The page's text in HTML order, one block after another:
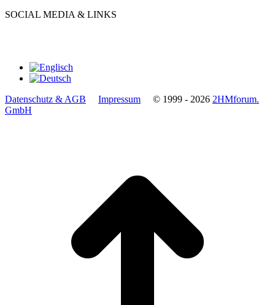
SOCIAL MEDIA & LINKS
Datenschutz & AGB Impressum © 1999 - 2026 2HMforum.
GmbH